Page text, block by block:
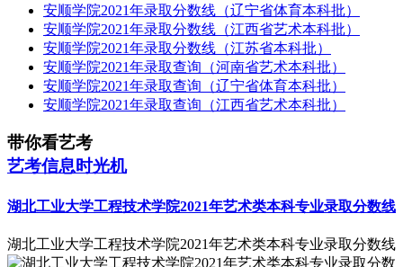
安顺学院2021年录取分数线（辽宁省体育本科批）
安顺学院2021年录取分数线（江西省艺术本科批）
安顺学院2021年录取分数线（江苏省本科批）
安顺学院2021年录取查询（河南省艺术本科批）
安顺学院2021年录取查询（辽宁省体育本科批）
安顺学院2021年录取查询（江西省艺术本科批）
带你看艺考
艺考信息时光机
湖北工业大学工程技术学院2021年艺术类本科专业录取分数线
湖北工业大学工程技术学院2021年艺术类本科专业录取分数线